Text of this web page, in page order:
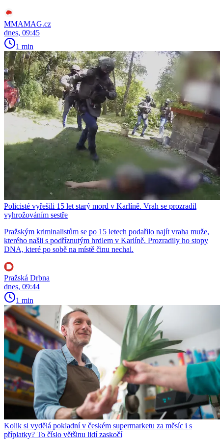
MMAMAG.cz
dnes, 09:45
1 min
Policisté vyřešili 15 let starý mord v Karlíně. Vrah se prozradil
vyhrožováním sestře
Pražským kriminalistům se po 15 letech podařilo najít vraha muže,
kterého našli s podříznutým hrdlem v Karlíně. Prozradily ho stopy
DNA, které po sobě na místě činu nechal.
Pražská Drbna
dnes, 09:44
1 min
Kolik si vydělá pokladní v českém supermarketu za měsíc i s
příplatky? To číslo většinu lidí zaskočí